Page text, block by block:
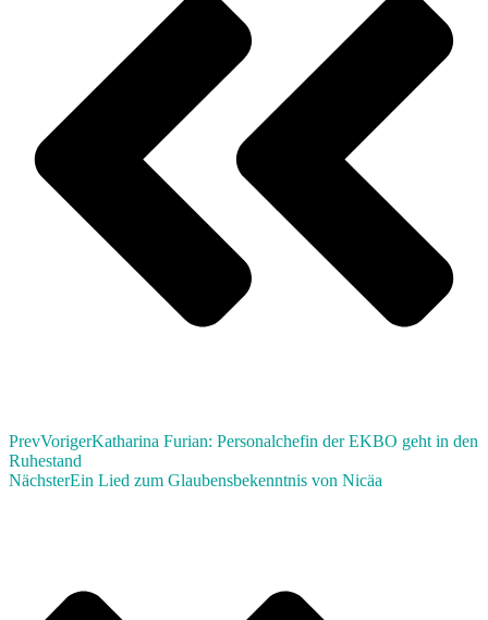
PrevVorigerKatharina Furian: Personalchefin der EKBO geht in den
Ruhestand
NächsterEin Lied zum Glaubensbekenntnis von Nicäa